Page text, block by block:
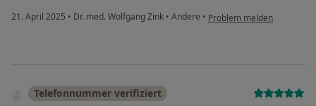
21. April 2025 • Dr. med. Wolfgang Zink • Andere • Problem melden
Telefonnummer verifiziert